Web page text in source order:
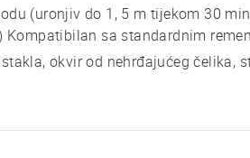
(uronjiv do 1, 5 m tijekom 30
sa standardnim
okvir od nehrđajućeg čelika,